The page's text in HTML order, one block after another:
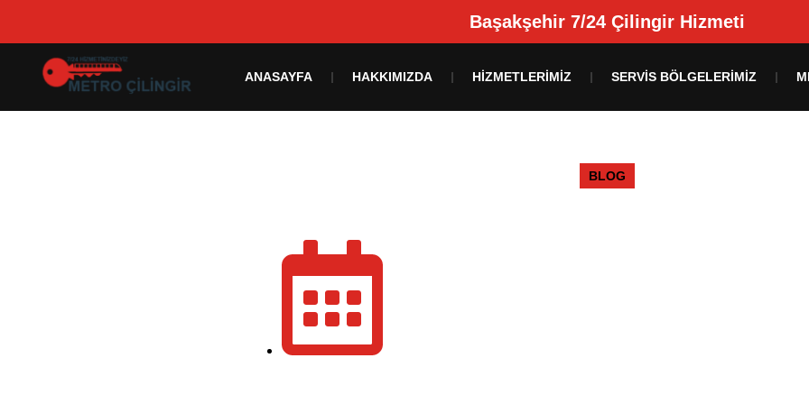
Başakşehir 7/24 Çilingir Hizmeti
ANASAYFA HAKKIMIZDA HIZMETLERIMIZ SERVIS BÖLGELERIMIZ
BLOG